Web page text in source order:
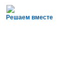
Решаем вместе